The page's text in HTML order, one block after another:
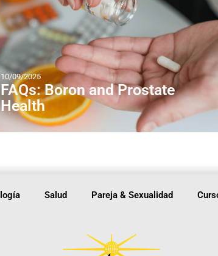
10/09/2025
FAQs: Boron and Prostate
Health
Salud Pareja & Sexualidad